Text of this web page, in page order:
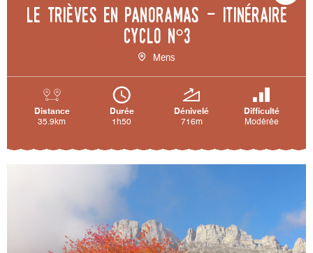
Le Trièves en panoramas - Itinéraire
cyclo n°3
Mens
Distance
35.9km
Durée
1h50
Dénivelé
716m
Difficulté
Modérée